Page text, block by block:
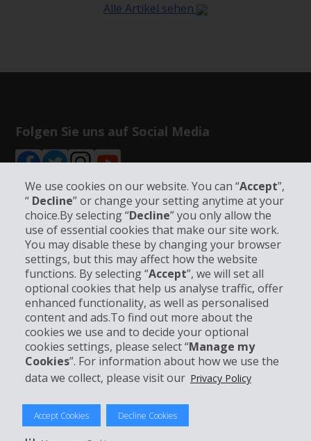
We use cookies on our website. You can “Accept”,
“ Decline” or change your setting anytime at your
choice.By selecting “Decline” you only allow the
use of essential cookies that make our site work.
You may disable these by changing your browser
settings, but this may affect how the website
functions. By selecting “Accept”, we will set all
optional cookies that help us analyse traffic, offer
enhanced functionality, as well as personalised
content and ads.To find out more about the
cookies we use and to decide your optional
cookies settings, please select “Manage my
Cookies”. For information about how we use the
data we collect, please visit our Privacy Policy
Accept Cookies Decline Cookies
Alle Artikel sehen
Folgen Sie uns auf Social Media
Unternehmensinformation
Partner
Kundenservice
Mieten bei Hertz
© 2026 The Hertz System, Inc.
Datenschutzrichtlinie | Nutzungsbedingungen
Sitemap Cookies verwalten